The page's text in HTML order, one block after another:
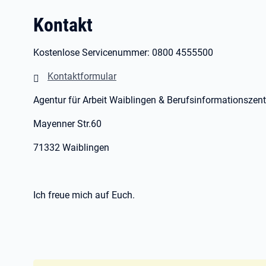
Kontakt
Kostenlose Servicenummer: 0800 4555500
Kontaktformular
Agentur für Arbeit Waiblingen &
Mayenner Str.60
71332 Waiblingen
Ich freue mich auf Euch.